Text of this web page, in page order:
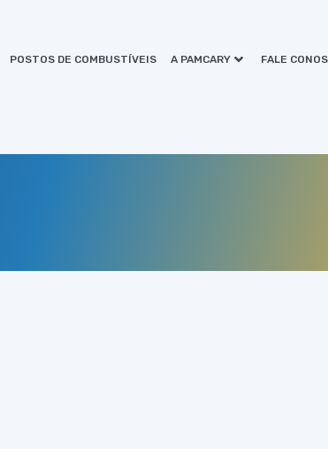
POSTOS DE COMBUSTÍVEIS A PAMCARY FALE